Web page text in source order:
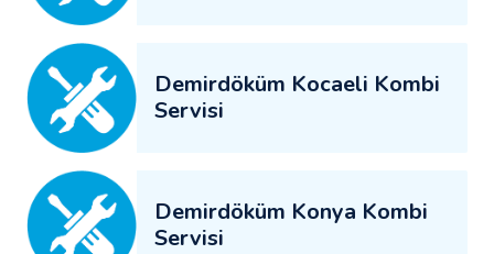
Demirdöküm Kocaeli Kombi
Servisi
Demirdöküm Konya Kombi
Servisi